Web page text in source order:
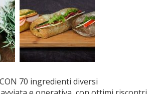
70 ingredienti diversi